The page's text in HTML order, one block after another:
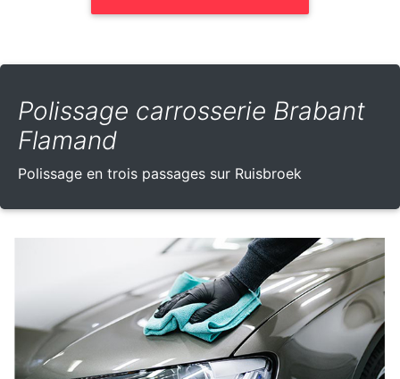
Polissage carrosserie Brabant
Flamand
Polissage en trois passages sur Ruisbroek